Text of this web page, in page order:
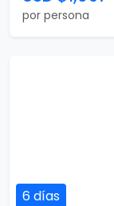
por persona
6 días